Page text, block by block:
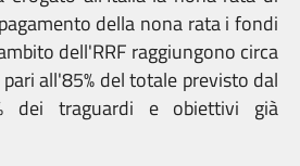
della nona ratai fondi
dell'RRF raggiungono circa
all'85% del totale previsto dal
dei traguardi e obiettivi già